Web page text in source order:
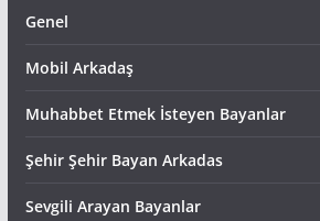
Genel
Mobil Arkadaş
Muhabbet Etmek İsteyen Bayanlar
Şehir Şehir Bayan Arkadas
Sevgili Arayan Bayanlar